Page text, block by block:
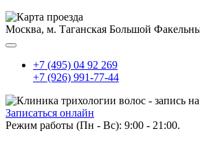
Москва, м. Таганская Большой
+7 (495) 04 92 269
+7 (926) 991-77-44
Записаться онлайн
Режим работы (Пн - Вс): 9:00 - 21:00.